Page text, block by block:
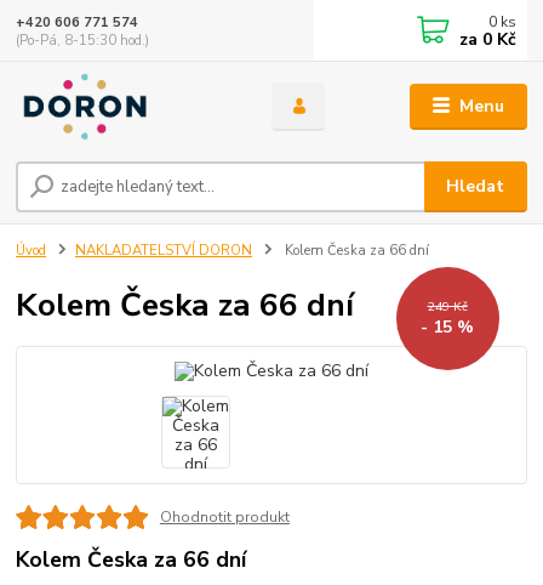
Menu
Hledat
+420 606 771 574
(Po-Pá, 8-15:30 hod.)
0 ks
za 0 Kč
Úvod NAKLADATELSTVÍ DORON Kolem Česka za 66 dní
Kolem Česka za 66 dní 249 Kč
- 15 %
Ohodnotit produkt
Kolem Česka za 66 dní